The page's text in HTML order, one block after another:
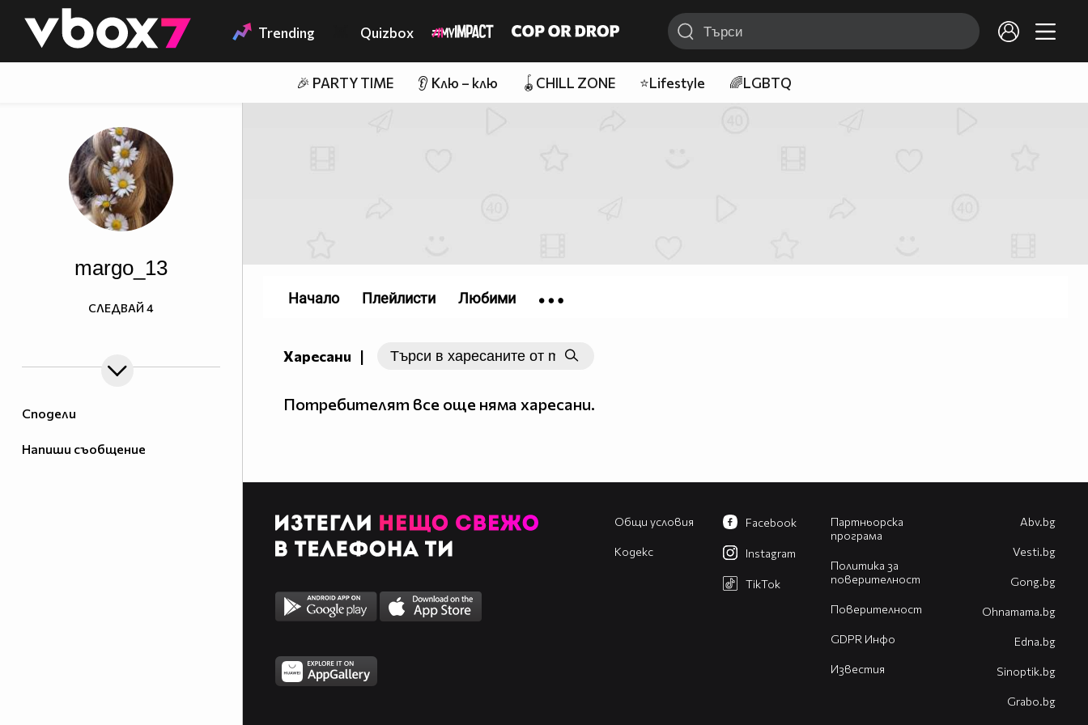
👾 Trending Quizbox
🎉 PARTY TIME 👂 Клю – клю 🪀CHILL ZONE ⭐Lifestyle 🌈LGBTQ
Сподели
Напиши съобщение
margo_13
СЛЕДВАЙ 4
Харесани |
Потребителят все още няма харесани.
Начало Плейлисти Любими
Общи условия
Кодекс
Партньорска
програма
Политика за
поверителност
Поверителност
GDPR Инфо
Известия
Facebook
Instagram
TikTok
Abv.bg
Vesti.bg
Gong.bg
Оhnamama.bg
Edna.bg
Sinoptik.bg
Grabo.bg